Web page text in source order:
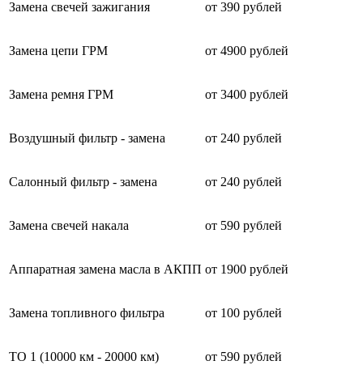
Замена свечей зажигания от 390 рублей
Замена цепи ГРМ от 4900 рублей
Замена ремня ГРМ от 3400 рублей
Воздушный фильтр - замена от 240 рублей
Салонный фильтр - замена от 240 рублей
Замена свечей накала от 590 рублей
Аппаратная замена масла в АКПП от 1900 рублей
Замена топливного фильтра от 100 рублей
ТО 1 (10000 км - 20000 км) от 590 рублей